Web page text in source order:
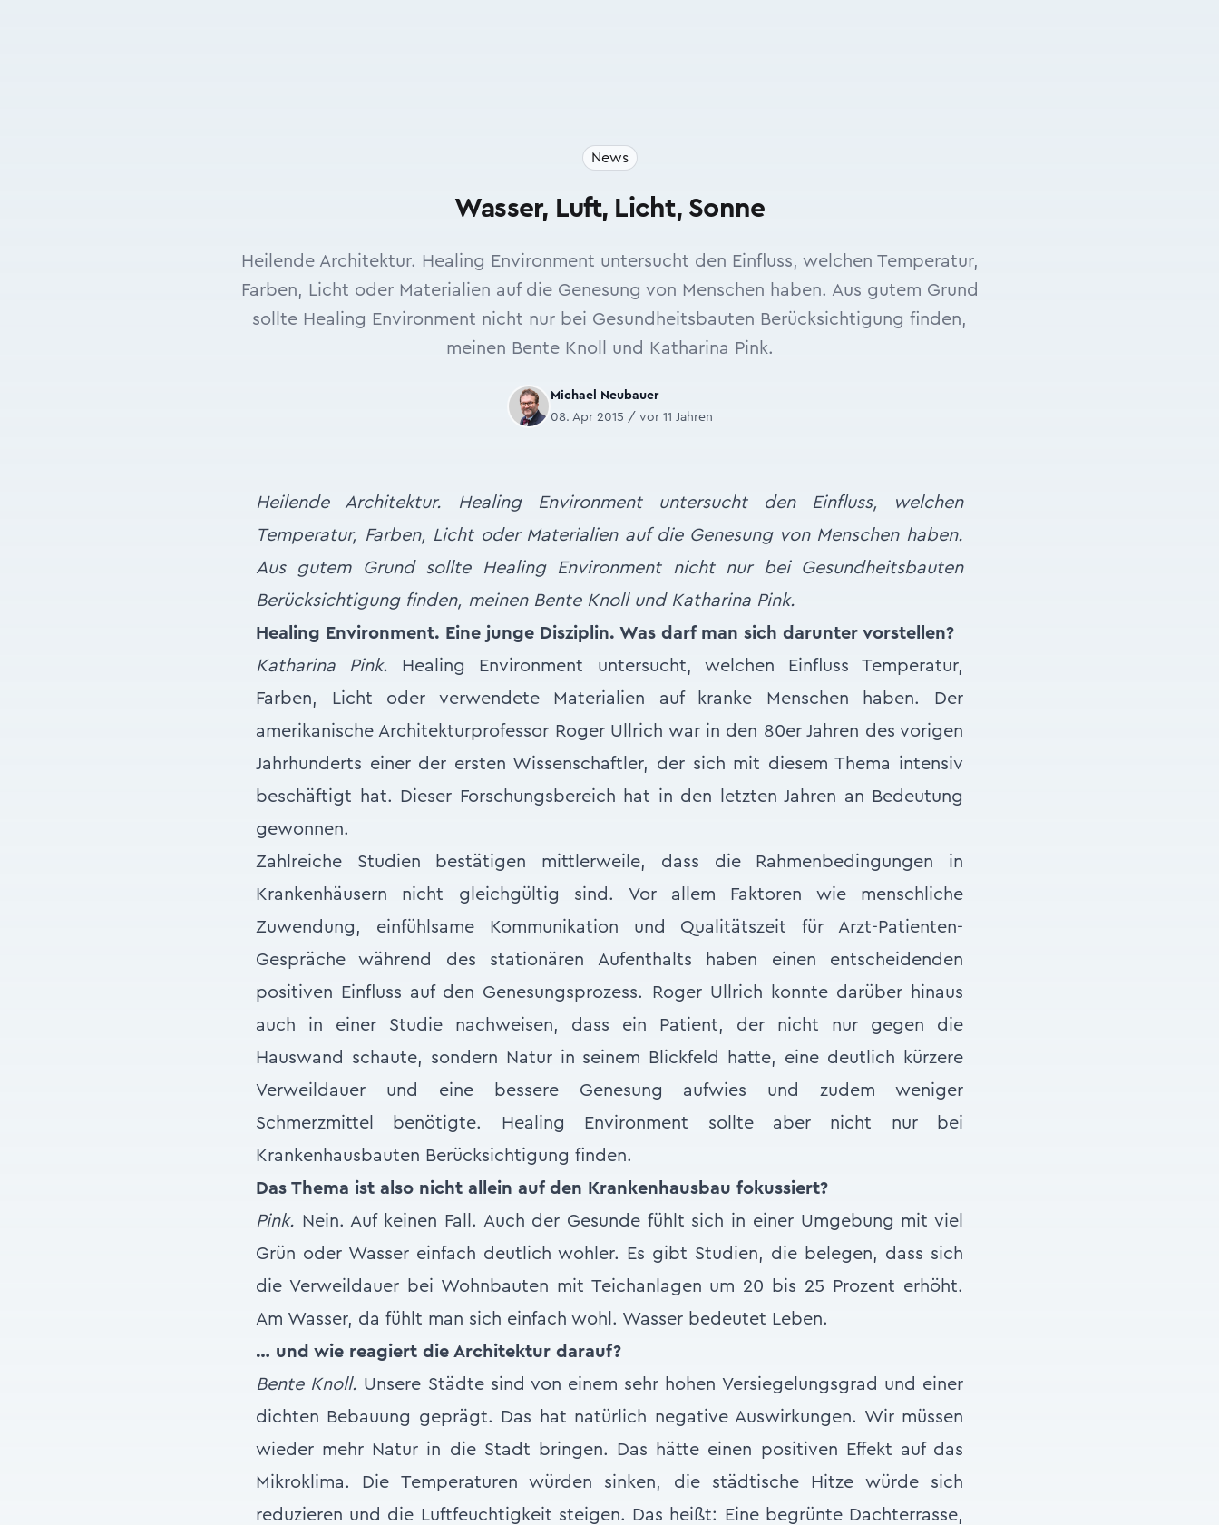
News
Wasser, Luft, Licht, Sonne
Heilende Architektur. Healing Environment untersucht den Einfluss, welchen Temperatur,
Farben, Licht oder Materialien auf die Genesung von Menschen haben. Aus gutem Grund
sollte Healing Environment nicht nur bei Gesundheitsbauten Berücksichtigung finden,
meinen Bente Knoll und Katharina Pink.
Michael Neubauer
08. Apr 2015 / vor 11 Jahren
Heilende Architektur. Healing Environment untersucht den Einfluss, welchen
Temperatur, Farben, Licht oder Materialien auf die Genesung von Menschen haben.
Aus gutem Grund sollte Healing Environment nicht nur bei Gesundheitsbauten
Berücksichtigung finden, meinen Bente Knoll und Katharina Pink.
Healing Environment. Eine junge Disziplin. Was darf man sich darunter vorstellen?
Katharina Pink. Healing Environment untersucht, welchen Einfluss Temperatur,
Farben, Licht oder verwendete Materialien auf kranke Menschen haben. Der
amerikanische Architekturprofessor Roger Ullrich war in den 80er Jahren des vorigen
Jahrhunderts einer der ersten Wissenschaftler, der sich mit diesem Thema intensiv
beschäftigt hat. Dieser Forschungsbereich hat in den letzten Jahren an Bedeutung
gewonnen.
Zahlreiche Studien bestätigen mittlerweile, dass die Rahmenbedingungen in
Krankenhäusern nicht gleichgültig sind. Vor allem Faktoren wie menschliche
Zuwendung, einfühlsame Kommunikation und Qualitätszeit für Arzt-Patienten-
Gespräche während des stationären Aufenthalts haben einen entscheidenden
positiven Einfluss auf den Genesungsprozess. Roger Ullrich konnte darüber hinaus
auch in einer Studie nachweisen, dass ein Patient, der nicht nur gegen die
Hauswand schaute, sondern Natur in seinem Blickfeld hatte, eine deutlich kürzere
Verweildauer und eine bessere Genesung aufwies und zudem weniger
Schmerzmittel benötigte. Healing Environment sollte aber nicht nur bei
Krankenhausbauten Berücksichtigung finden.
Das Thema ist also nicht allein auf den Krankenhausbau fokussiert?
Pink. Nein. Auf keinen Fall. Auch der Gesunde fühlt sich in einer Umgebung mit viel
Grün oder Wasser einfach deutlich wohler. Es gibt Studien, die belegen, dass sich
die Verweildauer bei Wohnbauten mit Teichanlagen um 20 bis 25 Prozent erhöht.
Am Wasser, da fühlt man sich einfach wohl. Wasser bedeutet Leben.
… und wie reagiert die Architektur darauf?
Bente Knoll. Unsere Städte sind von einem sehr hohen Versiegelungsgrad und einer
dichten Bebauung geprägt. Das hat natürlich negative Auswirkungen. Wir müssen
wieder mehr Natur in die Stadt bringen. Das hätte einen positiven Effekt auf das
Mikroklima. Die Temperaturen würden sinken, die städtische Hitze würde sich
reduzieren und die Luftfeuchtigkeit steigen. Das heißt: Eine begrünte Dachterrasse,